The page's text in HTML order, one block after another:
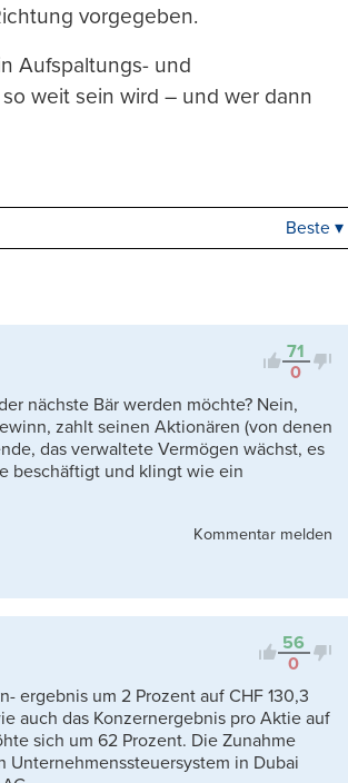
vorgegeben.
Aufspaltungs- und
weit sein wird – und wer dann
Kontrovers
Beste ▾
71
0
nächste Bär werden möchte? Nein,
zahlt seinen Aktionären (von denen
das verwaltete Vermögen wächst, es
beschäftigt und klingt wie ein
Kommentar melden
56
0
ergebnis um 2 Prozent auf CHF 130,3
auch das Konzernergebnis pro Aktie auf
sich um 62 Prozent. Die Zunahme
in Dubai